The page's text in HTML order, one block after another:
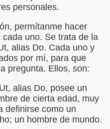
personales.
permítanme hacer
uno. Se trata de la
alias Do. Cada uno y
por mí, para que
pregunta. Ellos, son:
alias Do, posee un
de cierta edad, muy
definirse como un
un hombre de mundo.
es Cecs i Deficients
ONCE, 1990 (Miquel
Cabrerizo)
(Pedro A. Zurita)